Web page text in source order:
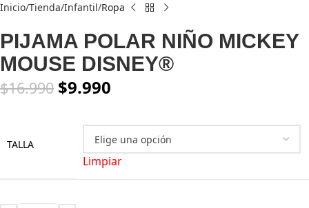
Inicio Tienda Infantil Ropa
PIJAMA POLAR NIÑO MICKEY
MOUSE DISNEY®
$16.990 $9.990
TALLA
Limpiar